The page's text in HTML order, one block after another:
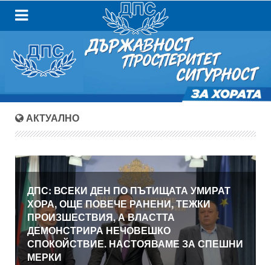
АКТУАЛНО
ДПС: ВСЕКИ ДЕН ПО ПЪТИЩАТА УМИРАТ
ХОРА, ОЩЕ ПОВЕЧЕ РАНЕНИ, ТЕЖКИ
ПРОИЗШЕСТВИЯ, А ВЛАСТТА
ДЕМОНСТРИРА НЕЧОВЕШКО
СПОКОЙСТВИЕ. НАСТОЯВАМЕ ЗА СПЕШНИ
МЕРКИ